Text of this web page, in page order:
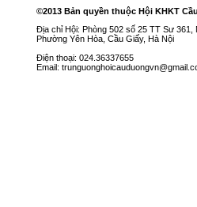
©2013 Bản quyền thuộc Hội KHKT
Địa chỉ Hội: Phòng 502 số 25 TT Sư 361,
Phường Yên Hòa, Cầu Giấy, Hà Nội
Điện thoại: 024.36337655
Email: